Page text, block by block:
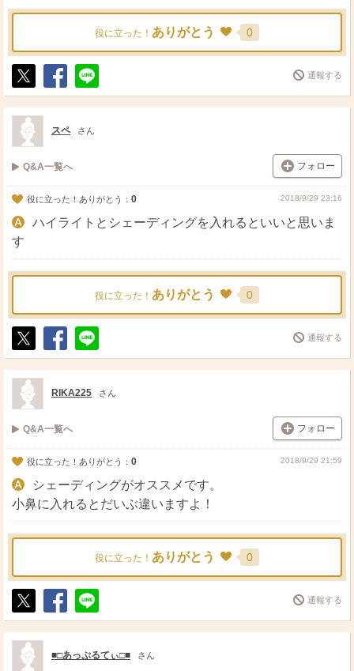
役に立った！ ありがとう 0
ポ
ス
ト
シ
ェ
送
る
通報する
スペ さん
Q&A一覧へ フォロー
役に立った！ありがとう： 0 2018/9/29 23:16
ハイライトとシェーディングを入れるといいと思いま
す
役に立った！ ありがとう 0
ポ
ス
ト
シ
ェ
送
る
通報する
RIKA225 さん
Q&A一覧へ フォロー
役に立った！ありがとう： 0 2018/9/29 21:59
シェーディングがオススメです。
小鼻に入れるとだいぶ違いますよ！
役に立った！ ありがとう 0
ポ
ス
ト
シ
ェ
送
る
通報する
■□あっぷるてぃ□■ さん